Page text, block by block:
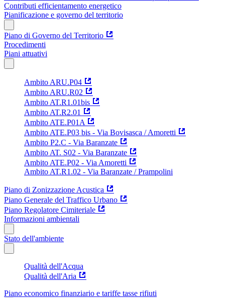
Contributi efficientamento energetico
Pianificazione e governo del territorio
Piano di Governo del Territorio
Procedimenti
Piani attuativi
Ambito ARU.P04
Ambito ARU.R02
Ambito AT.R1.01bis
Ambito AT.R2.01
Ambito ATE.P01A
Ambito ATE.P03 bis - Via Bovisasca / Amoretti
Ambito P2.C - Via Baranzate
Ambito AT. S02 - Via Baranzate
Ambito ATE.P02 - Via Amoretti
Ambito AT.R1.02 - Via Baranzate / Prampolini
Piano di Zonizzazione Acustica
Piano Generale del Traffico Urbano
Piano Regolatore Cimiteriale
Informazioni ambientali
Stato dell'ambiente
Qualità dell'Acqua
Qualità dell'Aria
Piano economico finanziario e tariffe tasse rifiuti